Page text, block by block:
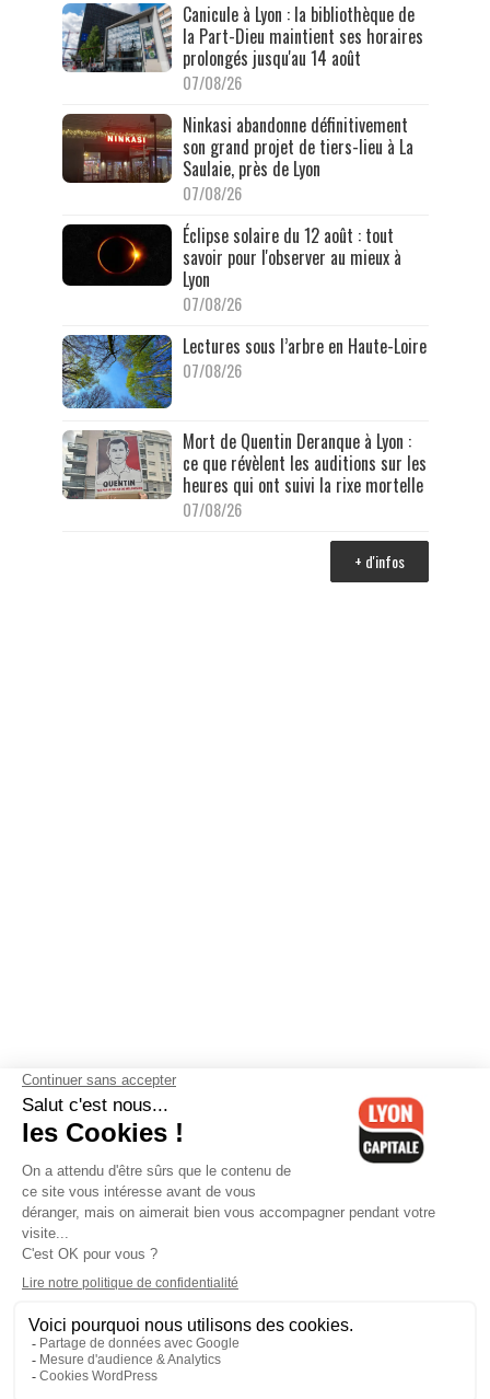
Canicule à Lyon : la bibliothèque de
la Part-Dieu maintient ses horaires
prolongés jusqu'au 14 août
07/08/26
Ninkasi abandonne définitivement
son grand projet de tiers-lieu à La
Saulaie, près de Lyon
07/08/26
Éclipse solaire du 12 août : tout
savoir pour l'observer au mieux à
Lyon
07/08/26
Lectures sous l’arbre en Haute-Loire
07/08/26
Mort de Quentin Deranque à Lyon :
ce que révèlent les auditions sur les
heures qui ont suivi la rixe mortelle
07/08/26
+ d'infos
Contactez-nous-Mentions légales-CGV-Politique de
confidentialité-Gestion des cookies